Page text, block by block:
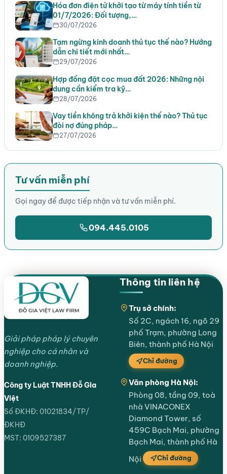
Hóa đơn điện tử khởi tạo từ máy tính tiền từ
01/7/2026: Đối tượng,…
30/07/2026
Tạm ngừng kinh doanh thủ tục thế nào? Hướng
dẫn chi tiết mới nhất…
29/07/2026
Hợp đồng đặt cọc mua đất 2026: Những nội
dung cần kiểm tra kỹ…
28/07/2026
Vay tiền không trả khởi kiện thế nào? Thủ tục
đòi nợ đúng pháp…
27/07/2026
Tư vấn miễn phí
Gọi ngay để được tiếp nhận và tư vấn miễn phí.
094.445.0105
Giải pháp pháp lý chuyên
nghiệp cho cá nhân và
doanh nghiệp.
Công ty Luật TNHH Đỗ Gia
Việt
Số ĐKHĐ: 01021834/TP/
ĐKHĐ
MST: 0109527387
Thông tin liên hệ
Trụ sở chính:
Số 2C, ngách 16, ngõ 29
phố Trạm, phường Long
Biên, thành phố Hà Nội
Chỉ đường
Văn phòng Hà Nội:
Phòng 08, tầng 09, toà
nhà VINACONEX
Diamond Tower, số
459C Bạch Mai, phường
Bạch Mai, thành phố Hà
Nội
Chỉ đường